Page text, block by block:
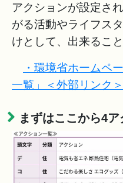
アクションが設定さ
がる活動やライフス
けとして、出来るこ
・環境省ホームペ
一覧」＜外部リンク＞
まずはここから4